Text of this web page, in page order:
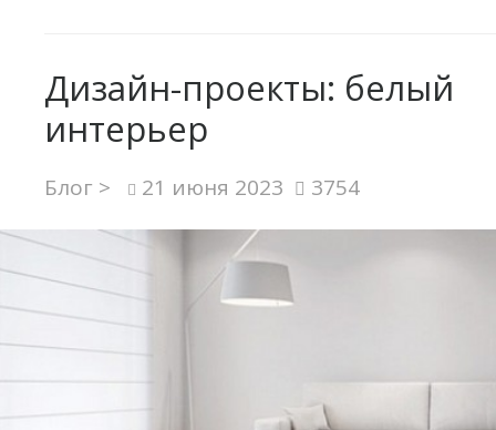
Дизайн-проекты: белый
интерьер
Блог > 21 июня 2023 3754